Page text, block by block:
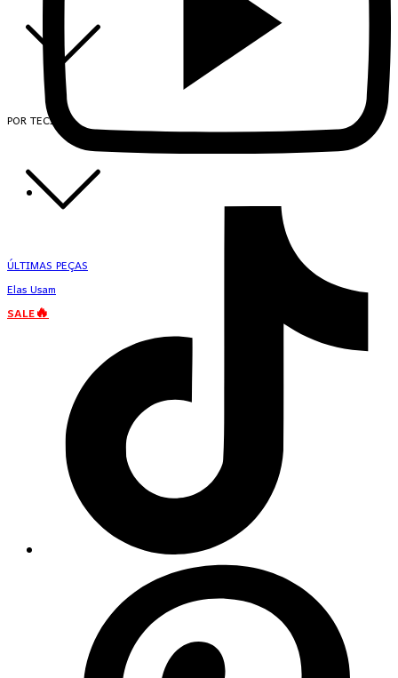
POR TECIDO
ÚLTIMAS PEÇAS
Elas Usam
SALE🔥